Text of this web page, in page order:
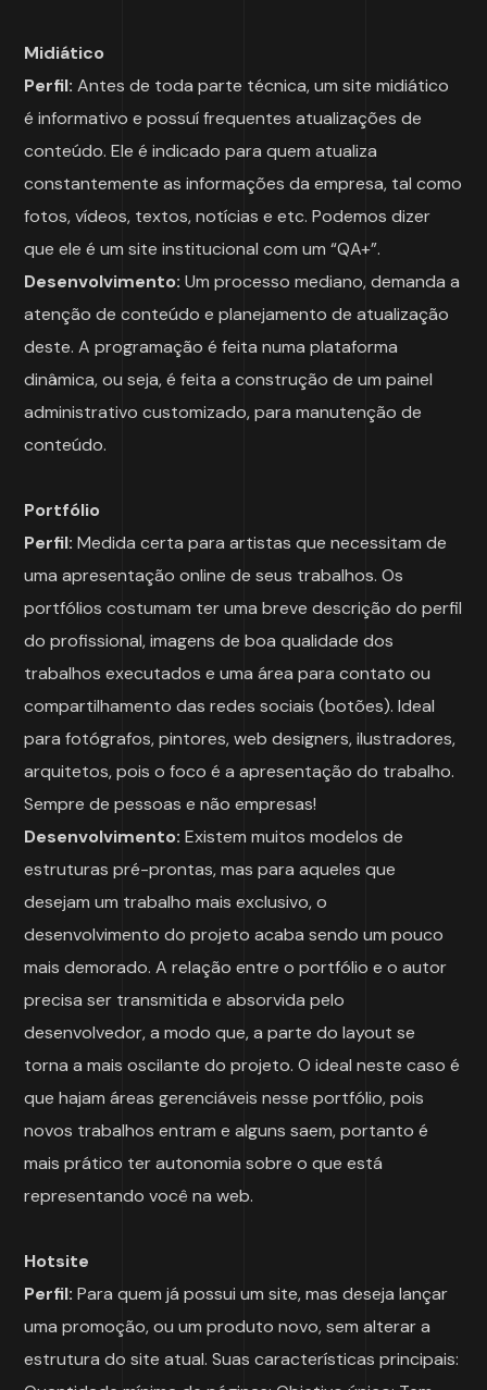
Midiático
Perfil: Antes de toda parte técnica, um site midiático
é informativo e possuí frequentes atualizações de
conteúdo. Ele é indicado para quem atualiza
constantemente as informações da empresa, tal como
fotos, vídeos, textos, notícias e etc. Podemos dizer
que ele é um site institucional com um “QA+”.
Desenvolvimento:Um processo mediano, demanda a
atenção de conteúdo e planejamento de atualização
deste. A programação é feita numa plataforma
dinâmica, ou seja, é feita a construção de um painel
administrativo customizado, para manutenção de
conteúdo.
Portfólio
Perfil: Medida certa para artistas que necessitam de
uma apresentação online de seus trabalhos. Os
portfólios costumam ter uma breve descrição do perfil
do profissional, imagens de boa qualidade dos
trabalhos executados e uma área para contato ou
compartilhamento das redes sociais (botões). Ideal
para fotógrafos, pintores, web designers, ilustradores,
arquitetos, pois o foco é a apresentação do trabalho.
Sempre de pessoas e não empresas!
Desenvolvimento:Existem muitos modelos de
estruturas pré-prontas, mas para aqueles que
desejam um trabalho mais exclusivo, o
desenvolvimento do projeto acaba sendo um pouco
mais demorado. A relação entre o portfólio e o autor
precisa ser transmitida e absorvida pelo
desenvolvedor, a modo que, a parte do layout se
torna a mais oscilante do projeto. O ideal neste caso é
que hajam áreas gerenciáveis nesse portfólio, pois
novos trabalhos entram e alguns saem, portanto é
mais prático ter autonomia sobre o que está
representando você na web.
Hotsite
Perfil: Para quem já possui um site, mas deseja lançar
uma promoção, ou um produto novo, sem alterar a
estrutura do site atual. Suas características principais: